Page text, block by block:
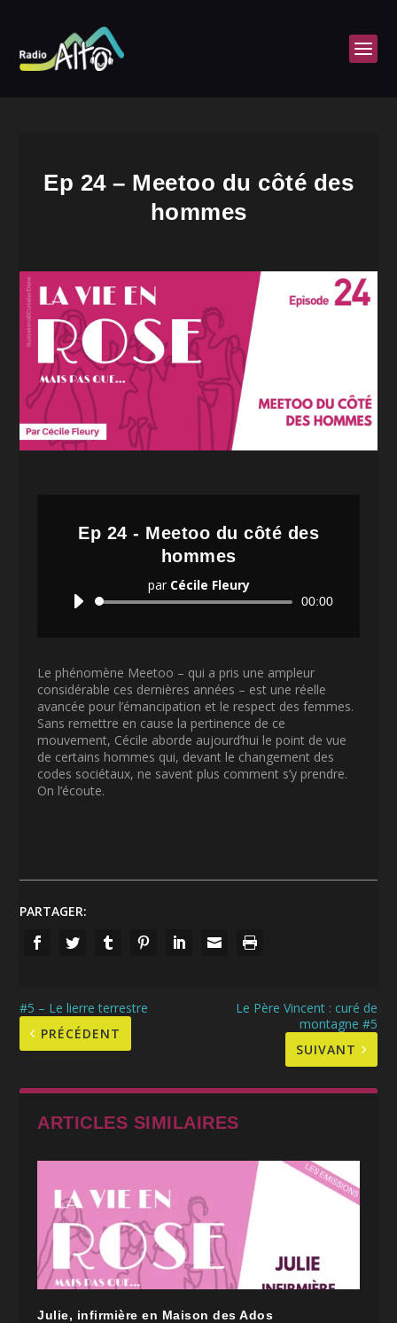
Ep 24 – Meetoo du côté des
hommes
Ep 24 - Meetoo du côté des
hommes
par Cécile Fleury
Lecteur
00:00
Le phénomène Meetoo – qui a pris une ampleur
considérable ces dernières années – est une réelle
avancée pour l’émancipation et le respect des femmes.
Sans remettre en cause la pertinence de ce
mouvement, Cécile aborde aujourd’hui le point de vue
de certains hommes qui, devant le changement des
codes sociétaux, ne savent plus comment s’y prendre.
On l’écoute.
PARTAGER:
#5 – Le lierre terrestre
PRÉCÉDENT
Le Père Vincent : curé de
montagne #5
SUIVANT
ARTICLES SIMILAIRES
Julie, infirmière en Maison des Ados